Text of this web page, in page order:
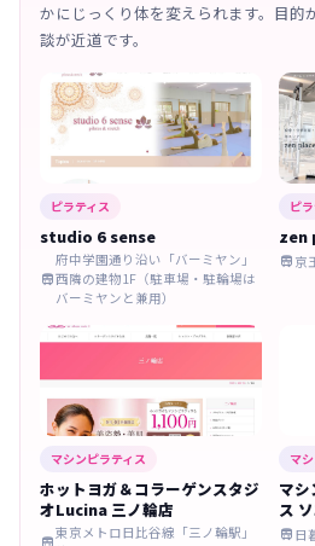
かにじっくり体を変えられます。目的
談が近道です。
ピラティス
studio 6 sense

府中学園通り沿い「バーミヤン」
西隣の建物1F（駐車場・駐輪場は
バーミヤンと兼用）
ピ
zen
 京
マシンピラティス
ホットヨガ＆コラーゲンスタジ
オLucina 三ノ輪店

東京メトロ日比谷線「三ノ輪駅」
マ
マ
ス
 日